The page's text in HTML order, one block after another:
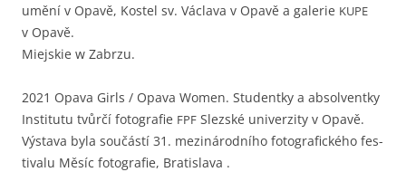
umění v Opavě, Kos­tel sv. Václa­va v Opavě a galerie KUPE
v Opavě.
Miejskie w Zabrzu.
2021 Opa­va Girls / Opa­va Women. Stu­den­tky a absol­ven­tky
Insti­tu­tu tvůrčí fotografie FPF Slezské uni­verz­i­ty v Opavě.
Výs­ta­va byla součástí 31. mez­inárod­ního fotografick­ého fes­
ti­valu Měsíc fotografie, Bratislava .